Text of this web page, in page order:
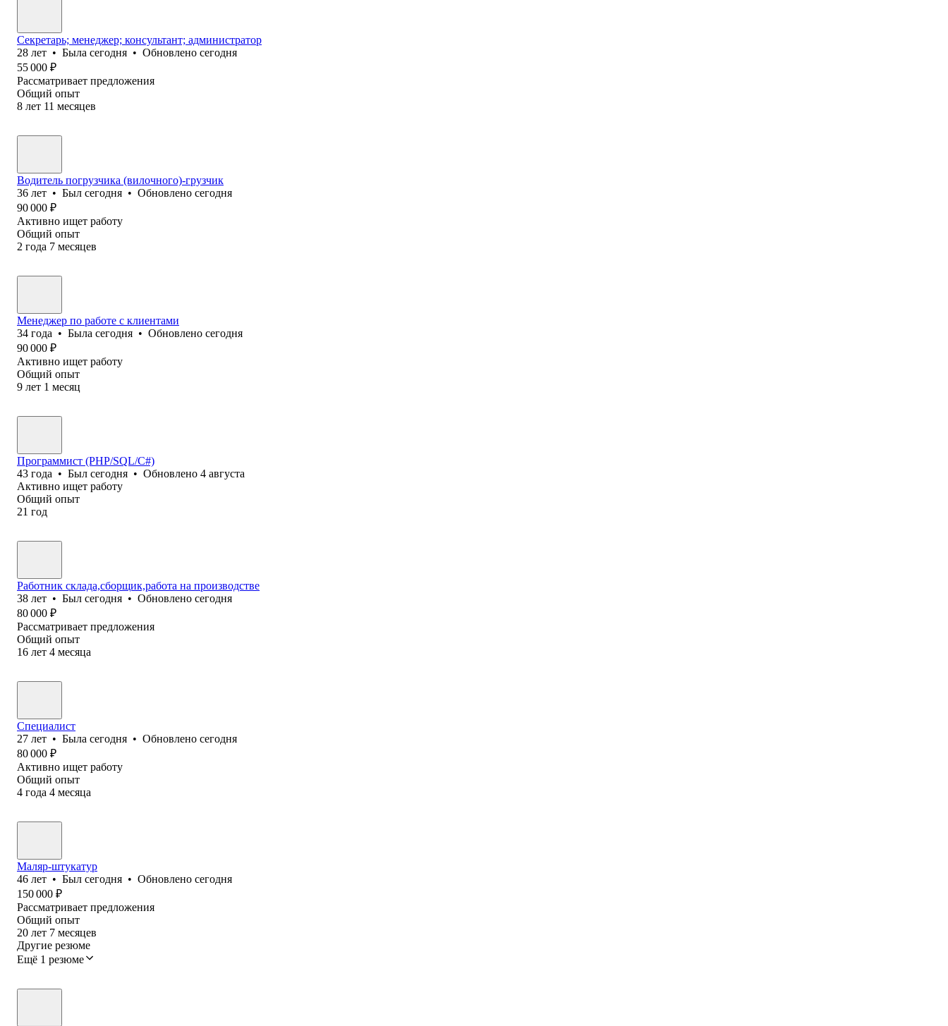
Секретарь; менеджер; консультант; администратор
28 лет • Была сегодня • Обновлено сегодня
55 000 ₽
Рассматривает предложения
Общий опыт
8 лет 11 месяцев
Водитель погрузчика (вилочного)-грузчик
36 лет • Был сегодня • Обновлено сегодня
90 000 ₽
Активно ищет работу
Общий опыт
2 года 7 месяцев
Менеджер по работе с клиентами
34 года • Была сегодня • Обновлено сегодня
90 000 ₽
Активно ищет работу
Общий опыт
9 лет 1 месяц
Программист (PHP/SQL/C#)
43 года • Был сегодня • Обновлено 4 августа
Активно ищет работу
Общий опыт
21 год
Работник склада,сборщик,работа на производстве
38 лет • Был сегодня • Обновлено сегодня
80 000 ₽
Рассматривает предложения
Общий опыт
16 лет 4 месяца
Специалист
27 лет • Была сегодня • Обновлено сегодня
80 000 ₽
Активно ищет работу
Общий опыт
4 года 4 месяца
Маляр-штукатур
46 лет • Был сегодня • Обновлено сегодня
150 000 ₽
Рассматривает предложения
Общий опыт
20 лет 7 месяцев
Другие резюме
Ещё 1 резюме